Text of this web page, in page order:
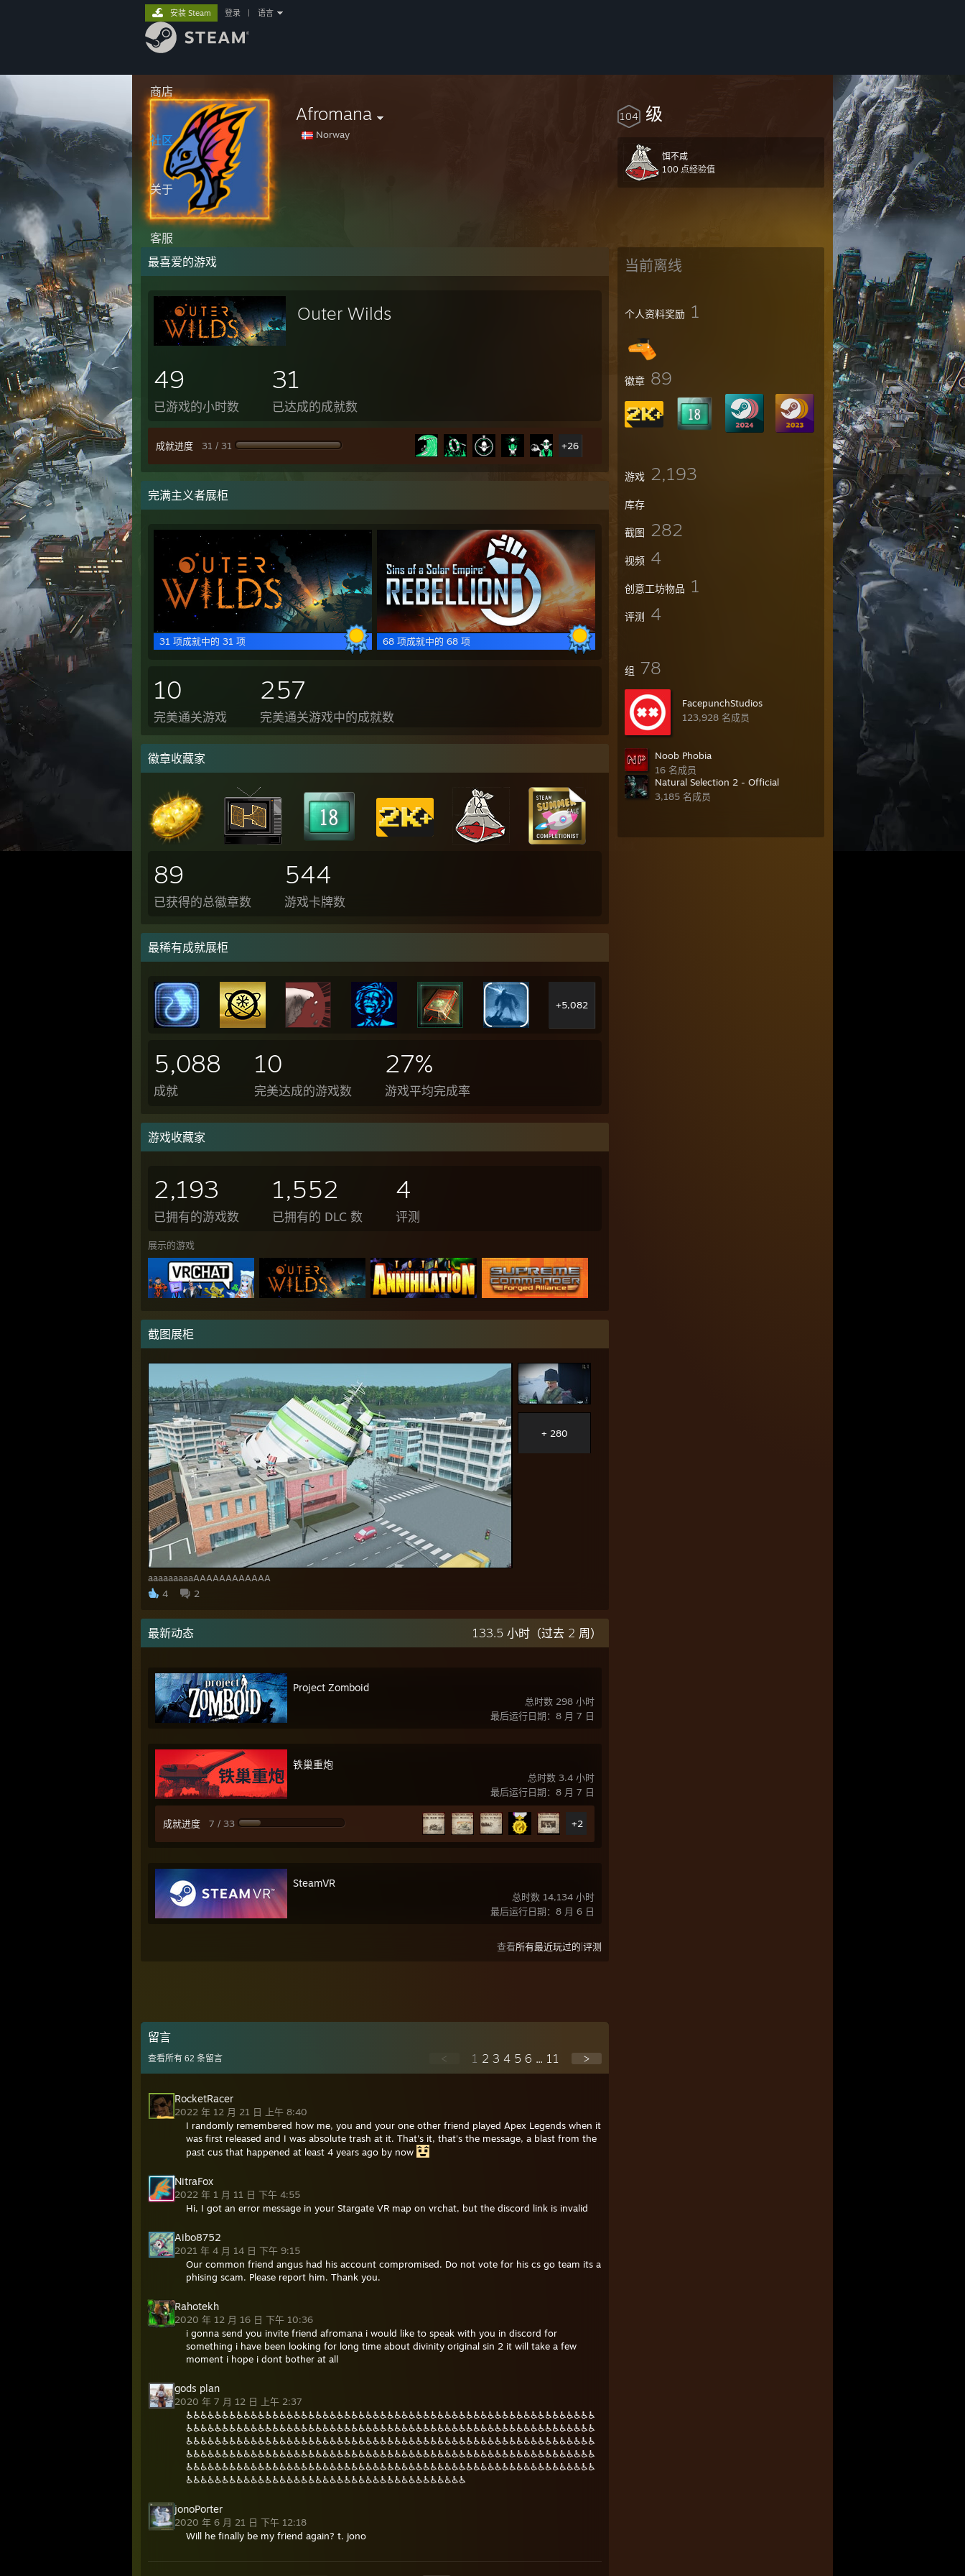
商店
社区
关于
客服
安装 Steam 登录 语言
Afromana
Norway
104 级
饵不咸
100 点经验值
当前离线
个人资料奖励 1
徽章 89
游戏 2,193
库存
截图 282
视频 4
创意工坊物品 1
评测 4
组 78
FacepunchStudios
123,928 名成员
Noob Phobia
16 名成员
Natural Selection 2 - Official
3,185 名成员
最喜爱的游戏
Outer Wilds
49
已游戏的小时数
31
已达成的成就数
成就进度 31 / 31 +26
完满主义者展柜
31 项成就中的 31 项 68 项成就中的 68 项
10
完美通关游戏
257
完美通关游戏中的成就数
徽章收藏家
89
已获得的总徽章数
544
游戏卡牌数
最稀有成就展柜
+5,082
5,088
成就
10
完美达成的游戏数
27%
游戏平均完成率
游戏收藏家
2,193
已拥有的游戏数
1,552
已拥有的 DLC 数
4
评测
展示的游戏
截图展柜
aaaaaaaaaAAAAAAAAAAAA
4
2
+ 280
最新动态 133.5 小时（过去 2 周）
总时数 298 小时
最后运行日期：8 月 7 日
Project Zomboid
总时数 3.4 小时
最后运行日期：8 月 7 日
铁巢重炮
成就进度 7 / 33 +2
总时数 14,134 小时
最后运行日期：8 月 6 日
SteamVR
查看所有最近玩过的|评测
留言
查看所有 62 条留言 < 1 2 3 4 5 6 ... 11 >
RocketRacer
2022 年 12 月 21 日 上午 8:40
I randomly remembered how me, you and your one other friend played Apex Legends when it
was first released and I was absolute trash at it. That's it, that's the message, a blast from the
past cus that happened at least 4 years ago by now
NitraFox
2022 年 1 月 11 日 下午 4:55
Hi, I got an error message in your Stargate VR map on vrchat, but the discord link is invalid
Aibo8752
2021 年 4 月 14 日 下午 9:15
Our common friend angus had his account compromised. Do not vote for his cs go team its a
phising scam. Please report him. Thank you.
Rahotekh
2020 年 12 月 16 日 下午 10:36
i gonna send you invite friend afromana i would like to speak with you in discord for
something i have been looking for long time about divinity original sin 2 it will take a few
moment i hope i dont bother at all
gods plan
2020 年 7 月 12 日 上午 2:37
♿♿♿♿♿♿♿♿♿♿♿♿♿♿♿♿♿♿♿♿♿♿♿♿♿♿♿♿♿♿♿♿♿♿♿♿♿♿♿♿♿♿♿♿♿♿♿♿♿♿♿♿♿♿♿♿♿
♿♿♿♿♿♿♿♿♿♿♿♿♿♿♿♿♿♿♿♿♿♿♿♿♿♿♿♿♿♿♿♿♿♿♿♿♿♿♿♿♿♿♿♿♿♿♿♿♿♿♿♿♿♿♿♿♿
♿♿♿♿♿♿♿♿♿♿♿♿♿♿♿♿♿♿♿♿♿♿♿♿♿♿♿♿♿♿♿♿♿♿♿♿♿♿♿♿♿♿♿♿♿♿♿♿♿♿♿♿♿♿♿♿♿
♿♿♿♿♿♿♿♿♿♿♿♿♿♿♿♿♿♿♿♿♿♿♿♿♿♿♿♿♿♿♿♿♿♿♿♿♿♿♿♿♿♿♿♿♿♿♿♿♿♿♿♿♿♿♿♿♿
♿♿♿♿♿♿♿♿♿♿♿♿♿♿♿♿♿♿♿♿♿♿♿♿♿♿♿♿♿♿♿♿♿♿♿♿♿♿♿♿♿♿♿♿♿♿♿♿♿♿♿♿♿♿♿♿♿
♿♿♿♿♿♿♿♿♿♿♿♿♿♿♿♿♿♿♿♿♿♿♿♿♿♿♿♿♿♿♿♿♿♿♿♿♿♿♿
jonoPorter
2020 年 6 月 21 日 下午 12:18
Will he finally be my friend again? t. jono